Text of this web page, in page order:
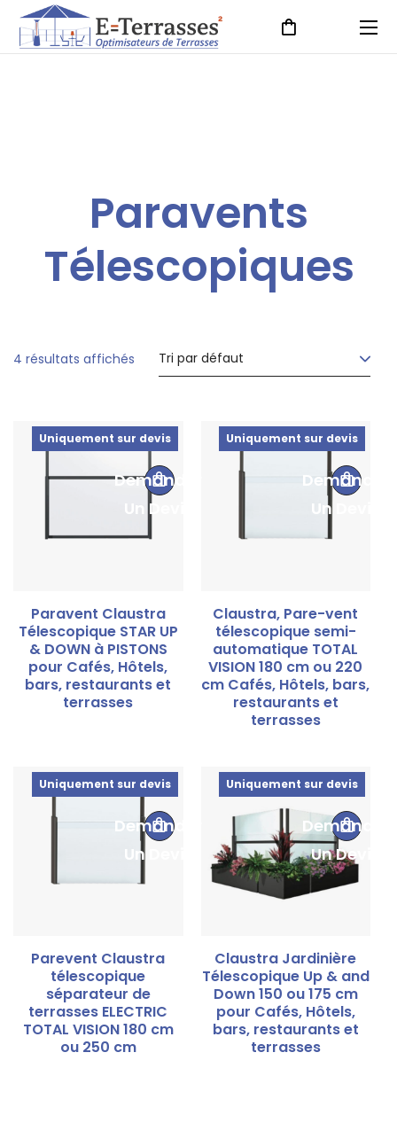
Paravents
Télescopiques
4 résultats affichés
Uniquement sur devis
Demander
Un Devis
Paravent Claustra
Télescopique STAR UP
& DOWN à PISTONS
pour Cafés, Hôtels,
bars, restaurants et
terrasses
Uniquement sur devis
Demander
Un Devis
Claustra, Pare-vent
télescopique semi-
automatique TOTAL
VISION 180 cm ou 220
cm Cafés, Hôtels, bars,
restaurants et
terrasses
Uniquement sur devis
Demander
Un Devis
Parevent Claustra
télescopique
séparateur de
terrasses ELECTRIC
TOTAL VISION 180 cm
ou 250 cm
Uniquement sur devis
Demander
Un Devis
Claustra Jardinière
Télescopique Up & and
Down 150 ou 175 cm
pour Cafés, Hôtels,
bars, restaurants et
terrasses